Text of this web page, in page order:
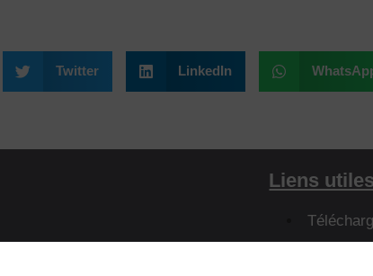
Twitter LinkedIn
Liens utiles